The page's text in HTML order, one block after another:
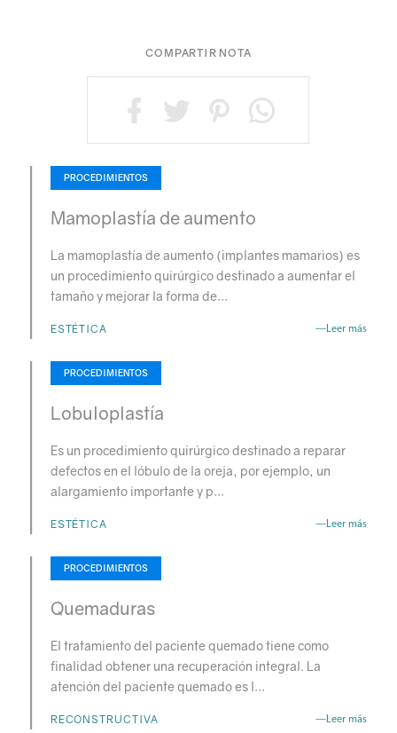
COMPARTIR NOTA
PROCEDIMIENTOS
Mamoplastía de aumento
La mamoplastía de aumento (implantes mamarios) es
un procedimiento quirúrgico destinado a aumentar el
tamaño y mejorar la forma de…
ESTÉTICA —Leer más
PROCEDIMIENTOS
Lobuloplastía
Es un procedimiento quirúrgico destinado a reparar
defectos en el lóbulo de la oreja, por ejemplo, un
alargamiento importante y p…
ESTÉTICA —Leer más
PROCEDIMIENTOS
Quemaduras
El tratamiento del paciente quemado tiene como
finalidad obtener una recuperación integral. La
atención del paciente quemado es l…
RECONSTRUCTIVA —Leer más